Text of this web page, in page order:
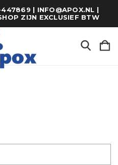
| INFO@APOX.NL |
ZIJN EXCLUSIEF BTW